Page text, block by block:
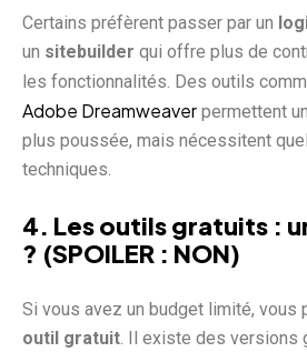
Certains préfèrent passer par un
un sitebuilder qui offre plus de
les fonctionnalités. Des outils
Adobe Dreamweaver permettent
plus poussée, mais nécessitent
techniques.
4. Les outils gratuits :
? (SPOILER : NON)
Si vous avez un budget limité, vous
outil gratuit. Il existe des versions